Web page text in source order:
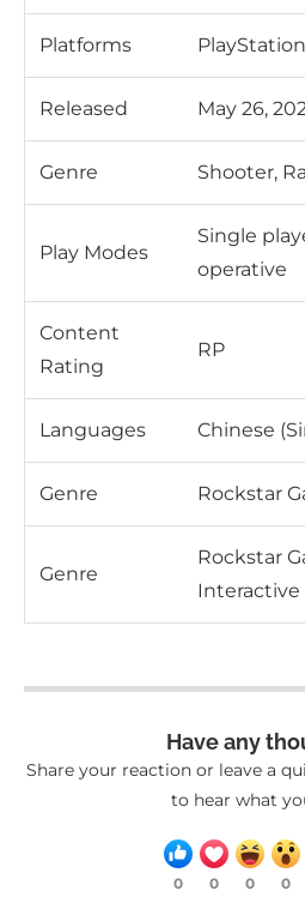
Platforms
Released May 26,
Genre Shooter,
Play Modes
Single
operative
Content
Rating
RP
Languages Chinese
Genre Rockstar
Genre
Rockstar
Interactive
Have any
Share your reaction or leave a
to hear what
0 0 0 0